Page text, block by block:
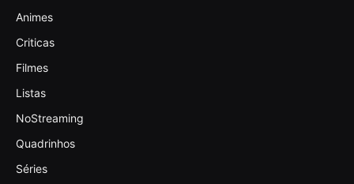
Animes
Criticas
Filmes
Listas
NoStreaming
Quadrinhos
Séries